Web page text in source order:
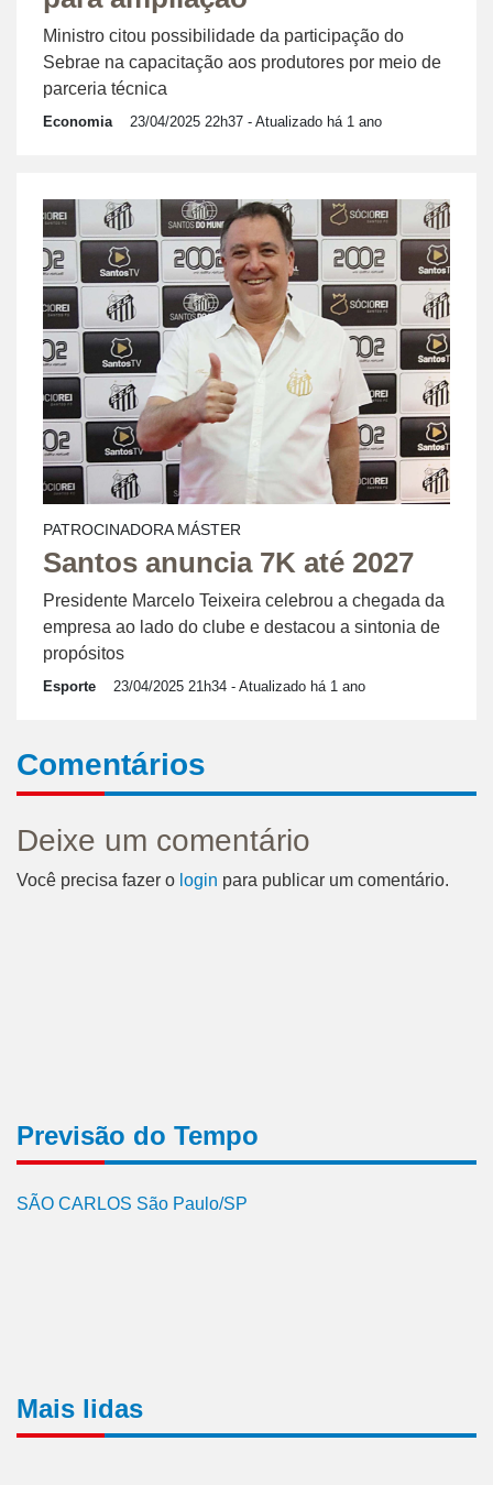
Ministro citou possibilidade da participação do
Sebrae na capacitação aos produtores por meio de
parceria técnica
Economia 23/04/2025 22h37 - Atualizado há 1 ano
PATROCINADORA MÁSTER
Santos anuncia 7K até 2027
Presidente Marcelo Teixeira celebrou a chegada da
empresa ao lado do clube e destacou a sintonia de
propósitos
Esporte 23/04/2025 21h34 - Atualizado há 1 ano
Comentários
Deixe um comentário
Você precisa fazer o login para publicar um comentário.
Previsão do Tempo
SÃO CARLOS São Paulo/SP
Mais lidas